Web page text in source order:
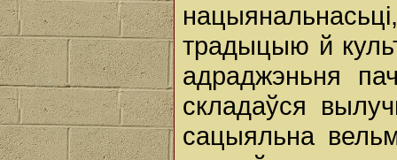
традыцыю й
адраджэньня
складаўся
сацыяльна